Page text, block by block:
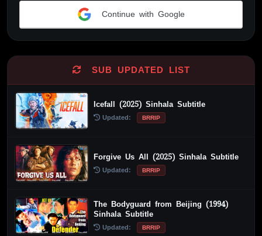
Continue with Google
SUB UPDATED LIST
Icefall (2025) Sinhala Subtitle
Updated: BRRIP
Forgive Us All (2025) Sinhala Subtitle
Updated: BRRIP
The Bodyguard from Beijing (1994)
Sinhala Subtitle
Updated: BRRIP